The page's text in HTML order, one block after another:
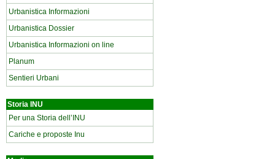
Urbanistica Informazioni
Urbanistica Dossier
Urbanistica Informazioni on line
Planum
Sentieri Urbani
Storia INU
Per una Storia dell’INU
Cariche e proposte Inu